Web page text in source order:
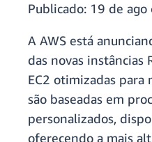
Publicado: 19 de ago
A AWS está
das novas instâncias
EC2 otimizadas para
são baseadas em
personalizados,
oferecendo a mais